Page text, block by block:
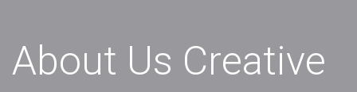
About Us Creative